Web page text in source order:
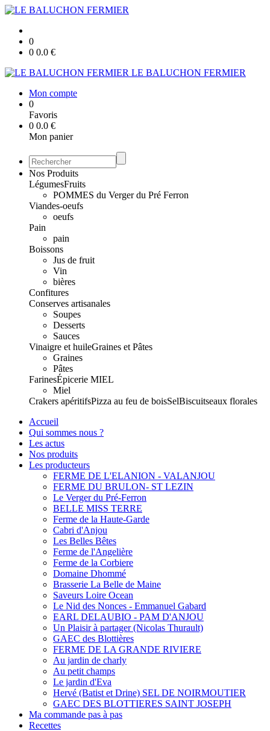
0
0 0.0 €
LE BALUCHON FERMIER
Mon compte
0
Favoris
0 0.0 €
Mon panier
Nos Produits
LégumesFruits
POMMES du Verger du Pré Ferron
Viandes-oeufs
oeufs
Pain
pain
Boissons
Jus de fruit
Vin
bières
Confitures
Conserves artisanales
Soupes
Desserts
Sauces
Vinaigre et huileGraines et Pâtes
Graines
Pâtes
FarinesÉpicerie MIEL
Miel
Crakers apéritifsPizza au feu de boisSelBiscuitseaux florales
Accueil
Qui sommes nous ?
Les actus
Nos produits
Les producteurs
FERME DE L'ELANION - VALANJOU
FERME DU BRULON- ST LEZIN
Le Verger du Pré-Ferron
BELLE MISS TERRE
Ferme de la Haute-Garde
Cabri d'Anjou
Les Belles Bêtes
Ferme de l'Angelière
Ferme de la Corbiere
Domaine Dhommé
Brasserie La Belle de Maine
Saveurs Loire Ocean
Le Nid des Nonces - Emmanuel Gabard
EARL DELAUBIO - PAM D'ANJOU
Un Plaisir à partager (Nicolas Thurault)
GAEC des Blottières
FERME DE LA GRANDE RIVIERE
Au jardin de charly
Au petit champs
Le jardin d'Eva
Hervé (Batist et Drine) SEL DE NOIRMOUTIER
GAEC DES BLOTTIERES SAINT JOSEPH
Ma commande pas à pas
Recettes